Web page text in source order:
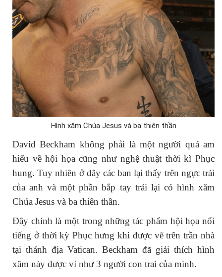
Hình xăm Chúa Jesus và ba thiên thần
David Beckham không phải là một người quá am
hiểu về hội họa cũng như nghệ thuật thời kì Phục
hung. Tuy nhiên ở đây các ban lại thấy trên ngực trái
của anh và một phần bắp tay trái lại có hình xăm
Chúa Jesus và ba thiên thần.
Đây chính là một trong những tác phẩm hội họa nổi
tiếng ở thời kỳ Phục hưng khi được vẽ trên trần nhà
tại thánh địa Vatican. Beckham đã giải thích hình
xăm này được ví như 3 người con trai của mình.